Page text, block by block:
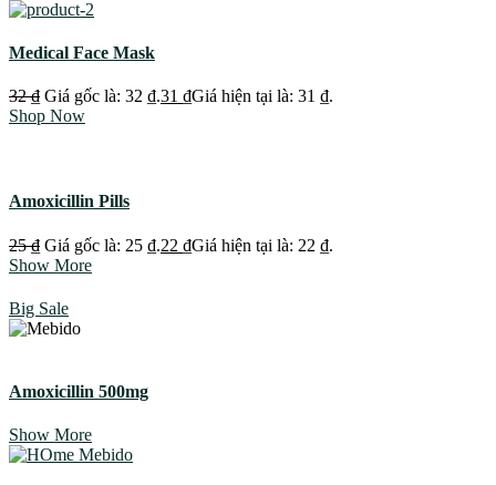
Medical Face Mask
32₫ Giá gốc là: 32 ₫.31 ₫Giá hiện tại là: 31 ₫.
Shop Now
Amoxicillin Pills
25₫ Giá gốc là: 25 ₫.22 ₫Giá hiện tại là: 22 ₫.
Show More
Big Sale
Amoxicillin 500mg
Show More